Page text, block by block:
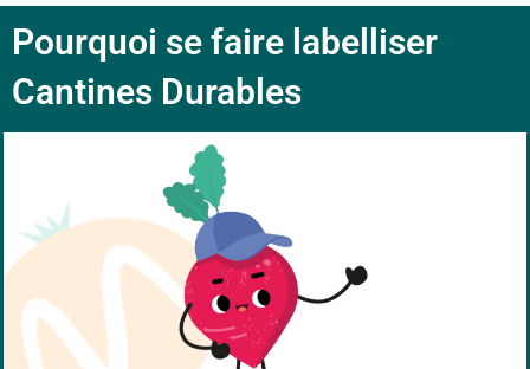
Pourquoi se faire labelliser
Cantines Durables